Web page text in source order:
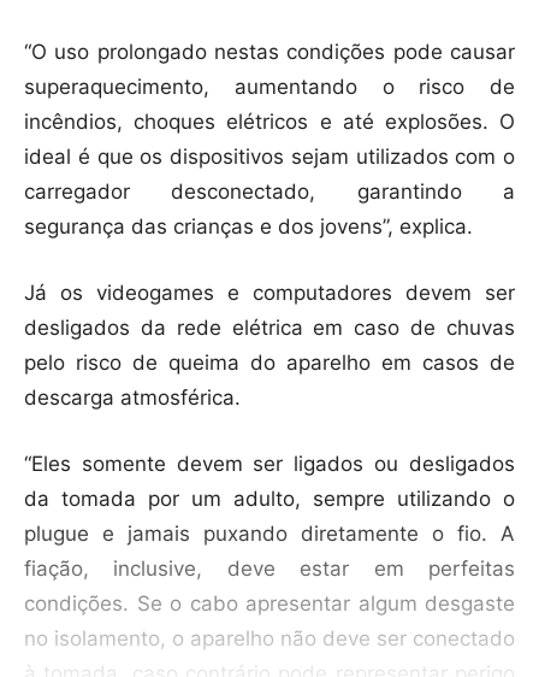
“O uso prolongado nestas condições pode causar
superaquecimento, aumentando o risco de
incêndios, choques elétricos e até explosões. O
ideal é que os dispositivos sejam utilizados com o
carregador desconectado, garantindo a
segurança das crianças e dos jovens”, explica.
Já os videogames e computadores devem ser
desligados da rede elétrica em caso de chuvas
pelo risco de queima do aparelho em casos de
descarga atmosférica.
“Eles somente devem ser ligados ou desligados
da tomada por um adulto, sempre utilizando o
plugue e jamais puxando diretamente o fio. A
fiação, inclusive, deve estar em perfeitas
condições. Se o cabo apresentar algum desgaste
no isolamento, o aparelho não deve ser conectado